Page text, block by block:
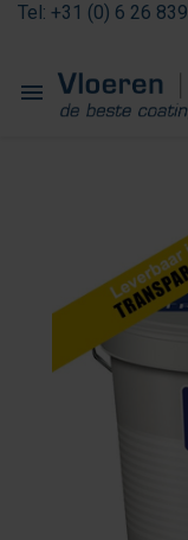
Tel: +31 (0) 6 26
menu